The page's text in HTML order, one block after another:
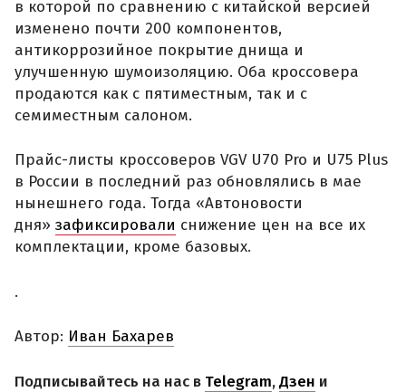
в которой по сравнению с китайской версией
изменено почти 200 компонентов,
антикоррозийное покрытие днища и
улучшенную шумоизоляцию. Оба кроссовера
продаются как с пятиместным, так и с
семиместным салоном.
Прайс-листы кроссоверов VGV U70 Pro и U75 Plus
в России в последний раз обновлялись в мае
нынешнего года. Тогда «Автоновости
дня» зафиксировали снижение цен на все их
комплектации, кроме базовых.
.
Автор: Иван Бахарев
Подписывайтесь на нас в Telegram,Дзен и